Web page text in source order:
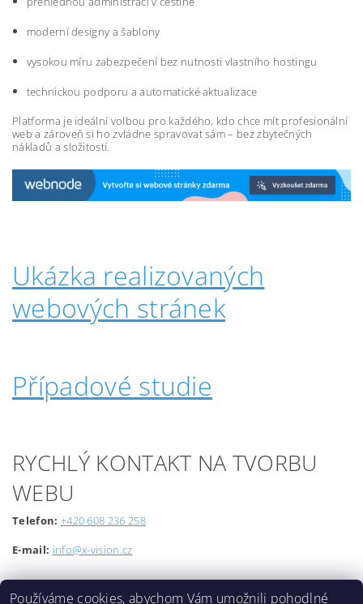
moderní designy a šablony
vysokou míru zabezpečení bez nutnosti vlastního hostingu
technickou podporu a automatické aktualizace
Platforma je ideální volbou pro každého, kdo chce mít profesionální
web a zároveň si ho zvládne spravovat sám – bez zbytečných
nákladů a složitostí.
Ukázka realizovaných
webových stránek
Případové studie
RYCHLÝ KONTAKT NA TVORBU
WEBU
Telefon: +420 608 236 258
E-mail: info@x-vision.cz
Používáme cookies, abychom Vám umožnili pohodlné